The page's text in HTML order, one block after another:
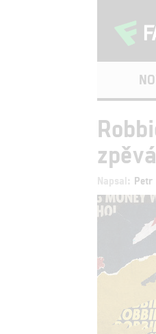
Napsal: